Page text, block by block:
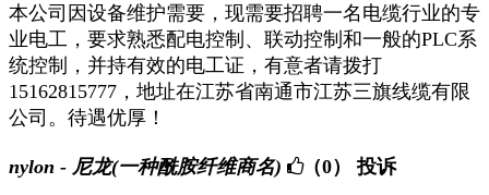
本公司因设备维护需要，现需要招聘一名电缆行业的专
业电工，要求熟悉配电控制、联动控制和一般的PLC系
统控制，并持有效的电工证，有意者请拨打
15162815777，地址在江苏省南通市江苏三旗线缆有限
公司。待遇优厚！
nylon - 尼龙(一种酰胺纤维商名) （0） 投诉